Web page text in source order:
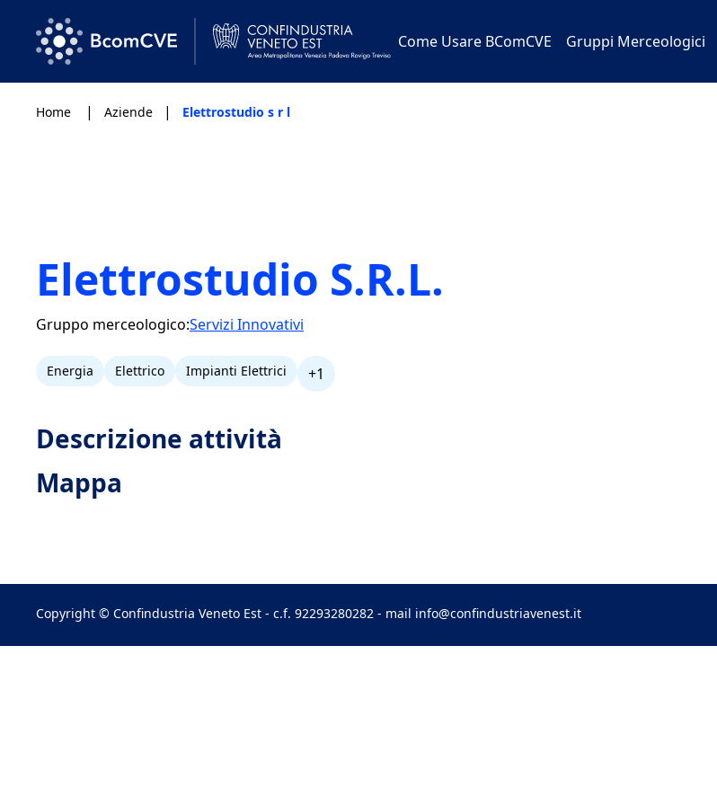
Come Usare BComCVE Gruppi Merceologici
Home | Aziende | Elettrostudio s r l
Elettrostudio S.R.L.
Gruppo merceologico:Servizi Innovativi
Energia Elettrico Impianti Elettrici +1
Descrizione attività
Mappa
Copyright © Confindustria Veneto Est - c.f. 92293280282 - mail info@confindustriavenest.it